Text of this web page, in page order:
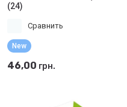
(24)
Сравнить
New
46,00 грн.